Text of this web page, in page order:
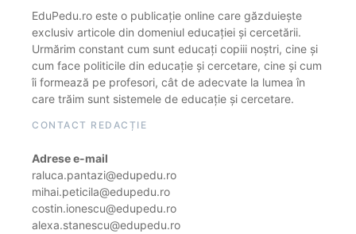
EduPedu.ro este o publicație online care găzduiește
exclusiv articole din domeniul educației și cercetării.
Urmărim constant cum sunt educați copiii noștri, cine și
cum face politicile din educație și cercetare, cine și cum
îi formează pe profesori, cât de adecvate la lumea în
care trăim sunt sistemele de educație și cercetare.
CONTACT REDACȚIE
Adrese e-mail
raluca.pantazi@edupedu.ro
mihai.peticila@edupedu.ro
costin.ionescu@edupedu.ro
alexa.stanescu@edupedu.ro